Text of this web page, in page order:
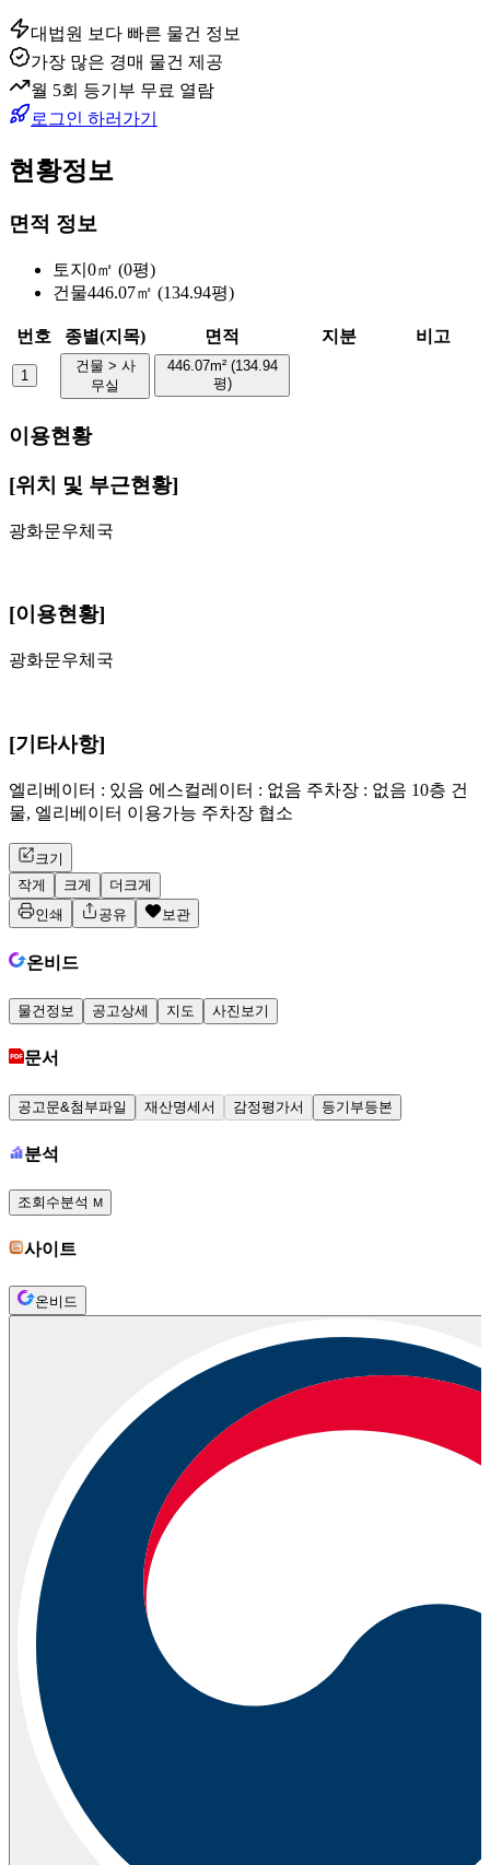
대법원 보다 빠른 물건 정보
가장 많은 경매 물건 제공
월 5회 등기부 무료 열람
로그인 하러가기
현황정보
면적 정보
토지 0㎡ (0평)
건물446.07㎡ (134.94평)
번호 종별(지목) 면적 지분 비고
1
건물 > 사
무실
446.07m² (134.94
평)
이용현황
[위치 및 부근현황]
광화문우체국
[이용현황]
광화문우체국
[기타사항]
엘리베이터 : 있음 에스컬레이터 : 없음 주차장 : 없음 10층 건
물, 엘리베이터 이용가능 주차장 협소
크기
작게
크게
더크게
인쇄
공유 보관
온비드
물건정보 공고상세 지도 사진보기
문서
공고문&첨부파일 재산명세서 감정평가서 등기부등본
분석
조회수분석 M
사이트
온비드